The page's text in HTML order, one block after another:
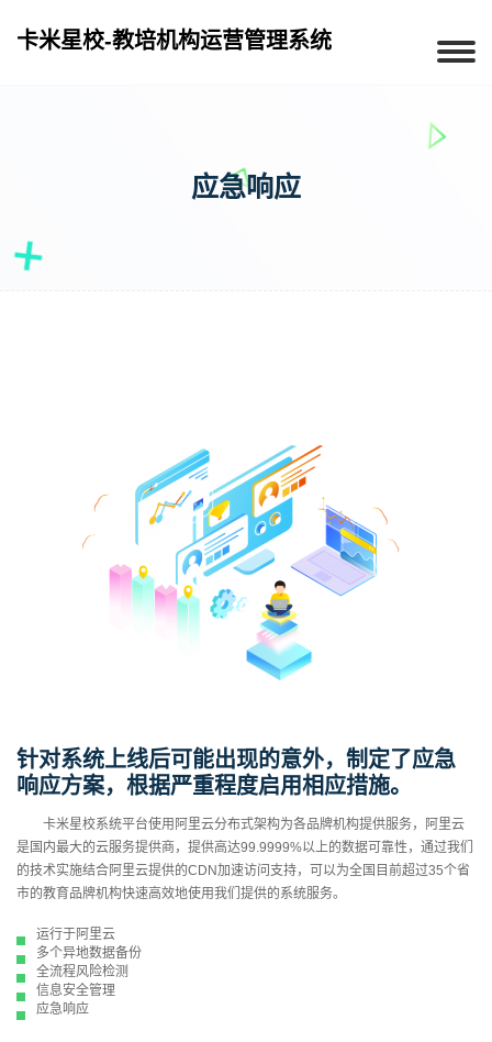
卡米星校-教培机构运营管理系统
应急响应
针对系统上线后可能出现的意外，制定了应急
响应方案，根据严重程度启用相应措施。
卡米星校系统平台使用阿里云分布式架构为各品牌机构提供服务，阿里云
是国内最大的云服务提供商，提供高达99.9999%以上的数据可靠性，通过我们
的技术实施结合阿里云提供的CDN加速访问支持，可以为全国目前超过35个省
市的教育品牌机构快速高效地使用我们提供的系统服务。
运行于阿里云
多个异地数据备份
全流程风险检测
信息安全管理
应急响应